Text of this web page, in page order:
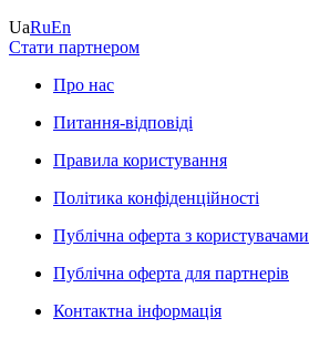
UaRuEn
Стати партнером
Про нас
Питання-відповіді
Правила користування
Політика конфіденційності
Публічна оферта з користувачами
Публічна оферта для партнерів
Контактна інформація